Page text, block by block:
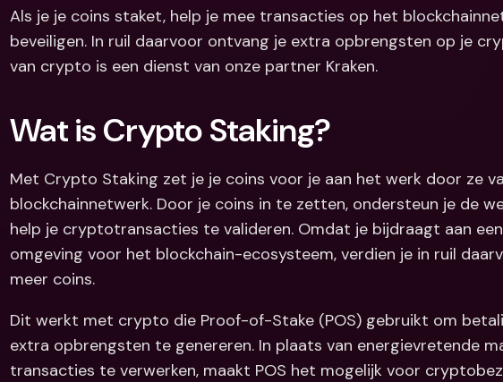
Internationale
& vreemde valuta
Als je je coins staket, help je mee transacties op het
beveiligen. In ruil daarvoor ontvang je extra opbrengsten op je
van crypto is een dienst van onze partner Kraken.
Wat is Crypto Staking?
Met Crypto Staking zet je je coins voor je aan het werk door ze
blockchainnetwerk. Door je coins in te zetten, ondersteun je de
help je cryptotransacties te valideren. Omdat je bijdraagt aan
omgeving voor het blockchain-ecosysteem, verdien je in ruil
meer coins.
Dit werkt met crypto die Proof-of-Stake (POS) gebruikt om
extra opbrengsten te genereren. In plaats van energievretende
transacties te verwerken, maakt POS het mogelijk voor